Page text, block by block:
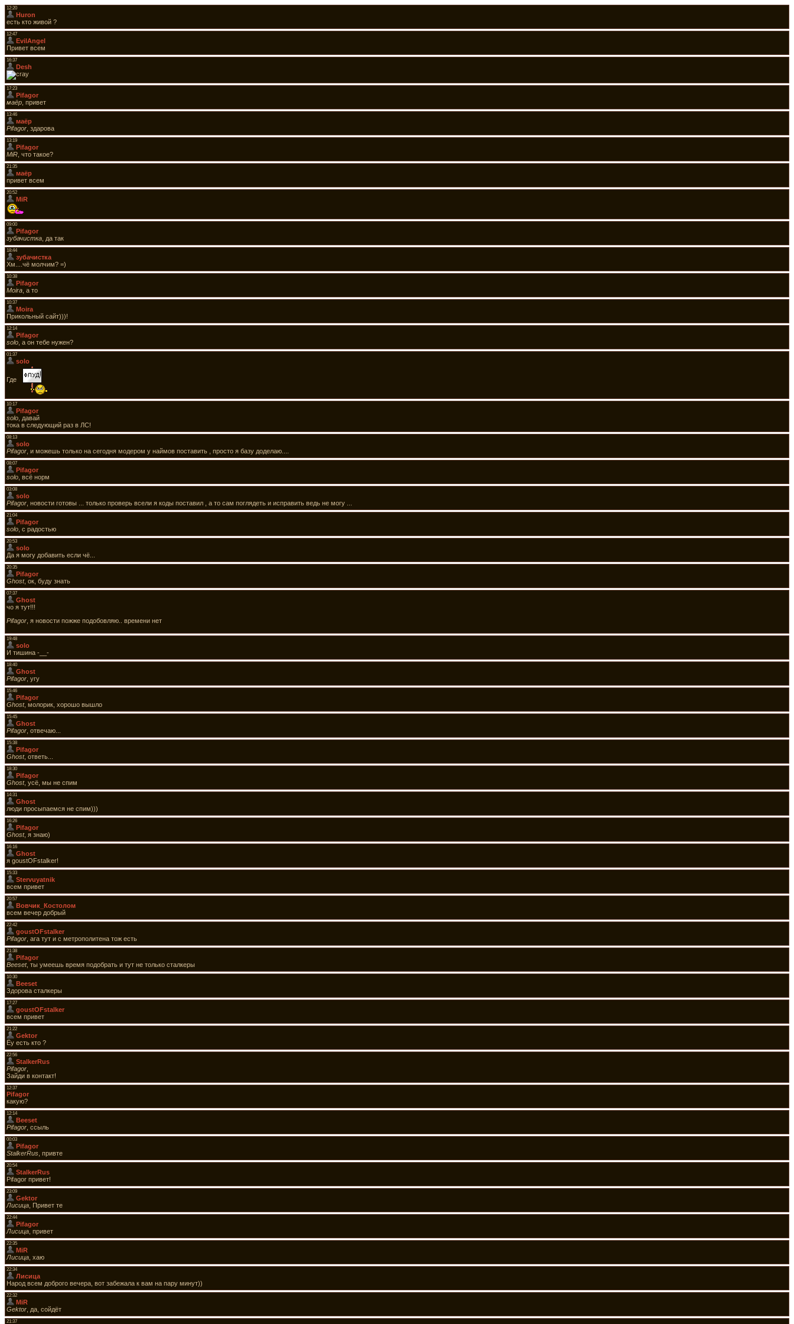
12:20
Huron
есть кто живой ?
12:47
EvilAngel
Привет всем
16:37
Desh
17:23
Pifagor
маёр , привет
13:46
маёр
Pifagor , здарова
13:19
Pifagor
MiR , что такое?
21:35
маёр
привет всем
20:52
MiR
09:00
Pifagor
зубачистка , да так
18:44
зубачистка
Хм....чё молчим? =)
10:38
Pifagor
Moira , а то
10:37
Moira
Прикольный сайт)))!
12:14
Pifagor
solo , а он тебе нужен?
01:37
solo
Где
10:17
Pifagor
solo , давай
тока в следующий раз в ЛС!
08:13
solo
Pifagor , и можешь только на сегодня модером у наймов поставить , просто я базу доделаю....
08:07
Pifagor
solo , всё норм
03:08
solo
Pifagor , новости готовы ... только проверь всели я коды поставил , а то сам поглядеть и исправить ведь не могу ...
21:04
Pifagor
solo , с радостью
20:53
solo
Да я могу добавить если чё...
20:35
Pifagor
Ghost, ок, буду знать
07:37
Ghost
чо я тут!!!
Pifagor , я новости пожже подобовляю.. времени нет
19:48
solo
И тишина -__-
18:40
Ghost
Pifagor , угу
15:46
Pifagor
Ghost, молорик, хорошо вышло
15:45
Ghost
Pifagor , отвечаю...
15:38
Pifagor
Ghost, ответь...
18:30
Pifagor
Ghost, усё, мы не спим
14:31
Ghost
люди просыпаемся не спим)))
16:26
Pifagor
Ghost, я знаю)
16:16
Ghost
я goustOFstalker!
15:33
Stervuyatnik
всем привет
20:57
Вовчик_Костолом
всем вечер добрый
22:42
goustOFstalker
Pifagor , ага тут и с метрополитена тож есть
21:38
Pifagor
Beeset, ты умеешь время подобрать и тут не только сталкеры
10:30
Beeset
Здорова сталкеры
17:27
goustOFstalker
всем привет
21:22
Gektor
Ёу есть кто ?
22:56
StalkerRus
Pifagor
Зайди в контакт!
12:37
Pifagor
какую?
12:14
Beeset
Pifagor , ссыль
00:03
Pifagor
StalkerRus , привте
20:54
StalkerRus
Pifagor привет!
23:09
Gektor
Лисица , Привет те
22:44
Pifagor
Лисица , привет
22:35
MiR
Лисица , хаю
22:34
Лисица
Народ всем доброго вечера, вот забежала к вам на пару минут))
22:32
MiR
Gektor , да, сойдёт
21:37